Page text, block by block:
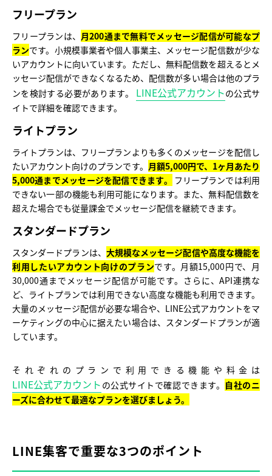
フリープラン
フリープランは、 月200通まで無料でメッセージ配信が可能なプ
ランです。小規模事業者や個人事業主、メッセージ配信数が少な
いアカウントに向いています。ただし、無料配信数を超えるとメ
ッセージ配信ができなくなるため、配信数が多い場合は他のプラ
ンを検討する必要があります。 LINE公式アカウントの公式サ
イトで詳細を確認できます。
ライトプラン
ライトプランは、フリープランよりも多くのメッセージを配信し
たいアカウント向けのプランです。 月額5,000円で、1ヶ月あたり
5,000通までメッセージを配信できます。
フリープランでは利用
できない一部の機能も利用可能になります。また、無料配信数を
超えた場合でも従量課金でメッセージ配信を継続できます。
スタンダードプラン
スタンダードプランは、 大規模なメッセージ配信や高度な機能を
利用したいアカウント向けのプランです。月額15,000円で、月
30,000通までメッセージ配信が可能です。さらに、API連携な
ど、ライトプランでは利用できない高度な機能も利用できます。
大量のメッセージ配信が必要な場合や、LINE公式アカウントをマ
ーケティングの中心に据えたい場合は、スタンダードプランが適
しています。
それぞれのプランで利用できる機能や料金は
LINE公式アカウント の公式サイトで確認できます。 自社のニ
ーズに合わせて最適なプランを選びましょう。
LINE集客で重要な3つのポイント